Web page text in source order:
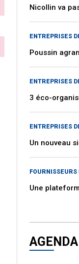
Nicollin va
ENTREPRISES
Poussin
ENTREPRISES
3 éco-
ENTREPRISES
Un nouveau
Une
AGENDA